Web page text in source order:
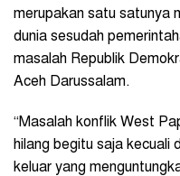
merupakan satu satunya
dunia sesudah
masalah Republik
Aceh Darussalam.
“Masalah konflik West
hilang begitu saja kecuali
keluar yang